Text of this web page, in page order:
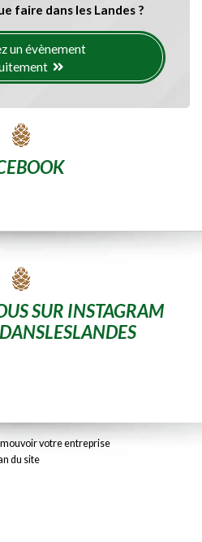
faire dans les Landes ?
un évènement
SUR INSTAGRAM
votre entreprise
du site